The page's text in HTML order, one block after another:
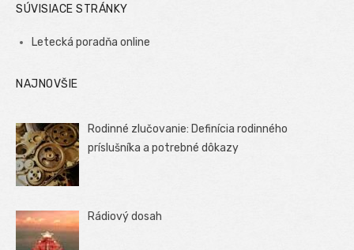
SÚVISIACE STRÁNKY
Letecká poradňa online
NAJNOVŠIE
Rodinné zlučovanie: Definícia rodinného
príslušníka a potrebné dôkazy
Rádiový dosah